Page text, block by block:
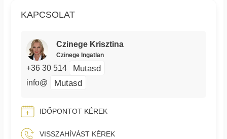
KAPCSOLAT
Czinege Krisztina
Czinege Ingatlan
+36 30 514 Mutasd
info@ Mutasd
IDŐPONTOT KÉREK
VISSZAHÍVÁST KÉREK